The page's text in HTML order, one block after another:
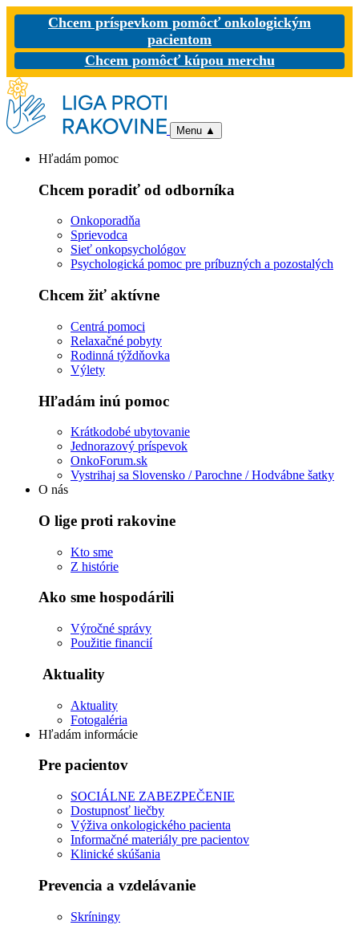
Chcem príspevkom pomôcť onkologickým
pacientom
Chcem pomôcť kúpou merchu
Menu ▲
Hľadám pomoc
Chcem poradiť od odborníka
Onkoporadňa
Sprievodca
Sieť onkopsychológov
Psychologická pomoc pre príbuzných a pozostalých
Chcem žiť aktívne
Centrá pomoci
Relaxačné pobyty
Rodinná týždňovka
Výlety
Hľadám inú pomoc
Krátkodobé ubytovanie
Jednorazový príspevok
OnkoForum.sk
Vystrihaj sa Slovensko / Parochne / Hodvábne šatky
O nás
O lige proti rakovine
Kto sme
Z histórie
Ako sme hospodárili
Výročné správy
Použitie financií
Aktuality
Aktuality
Fotogaléria
Hľadám informácie
Pre pacientov
SOCIÁLNE ZABEZPEČENIE
Dostupnosť liečby
Výživa onkologického pacienta
Informačné materiály pre pacientov
Klinické skúšania
Prevencia a vzdelávanie
Skríningy